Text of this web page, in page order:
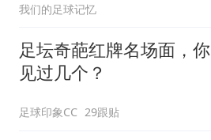
我们的足球记忆
足坛奇葩红牌名场面，你
见过几个？
足球印象CC 29跟贴